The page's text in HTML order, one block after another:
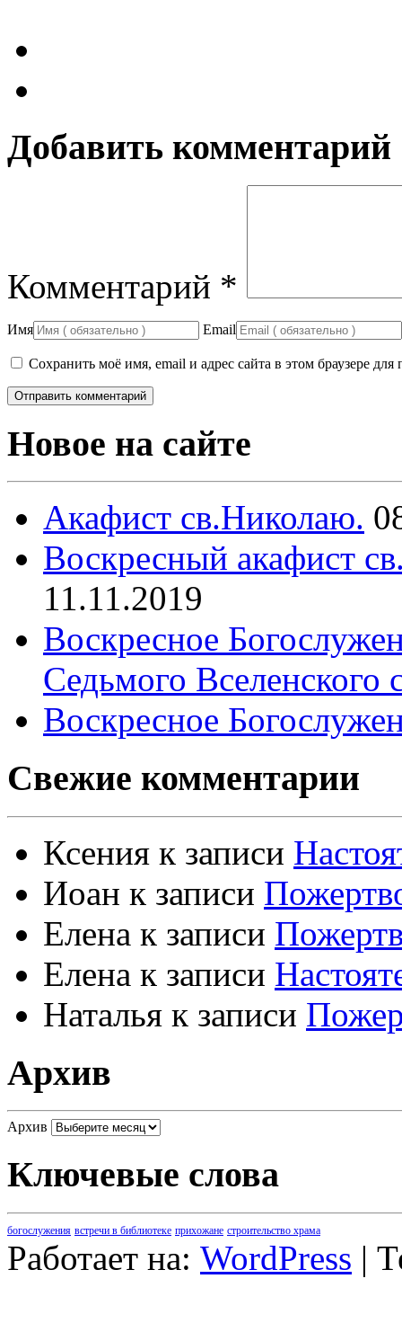
Добавить комментарий
Комментарий *
Имя Email
Сохранить моё имя, email и адрес сайта в этом браузере
Новое на сайте
Акафист св.Николаю.
Воскресный акафист
11.11.2019
Воскресное
Седьмого Вселенского
Воскресное
Свежие комментарии
Ксения к записи
Иоан к записи
Елена к записи
Елена к записи
Наталья к записи
Архив
Архив
Ключевые слова
богослужения встречи в библиотеке прихожане строительство храма
Работает на: WordPress |